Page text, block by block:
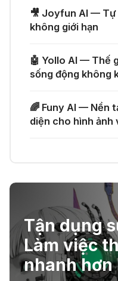
gần như
04 Thg 07
🎁 Mẹo
Plus miễn
🌟
ghi âm
☣️ Proxy
agent tự
🎥 Joyfun AI —
không giới hạn
🤖 Yollo AI — Thế
sống động không
🌈 Funy AI — Nền
diện cho hình ảnh
Tận dụng
Làm việc
nhanh hơn